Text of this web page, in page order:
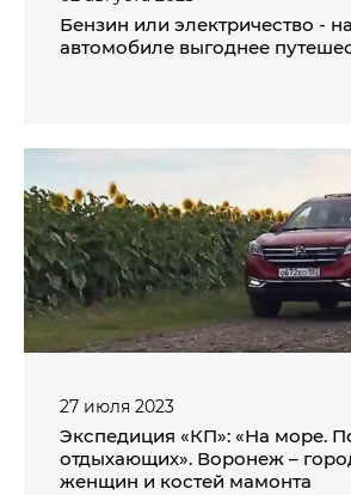
Бензин или электричество -
автомобиле выгоднее
27 июля 2023
Экспедиция «КП»: «На море.
отдыхающих». Воронеж –
женщин и костей мамонта